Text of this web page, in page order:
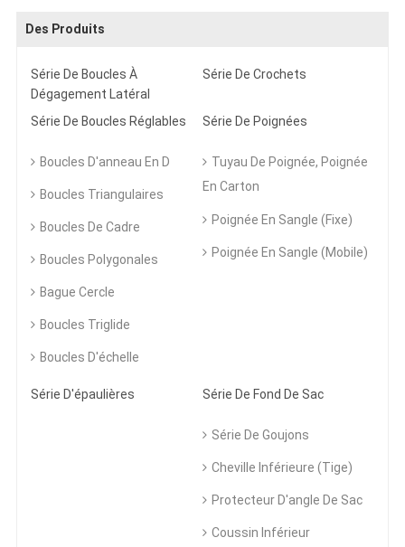
Des Produits
Série De Boucles À
Dégagement Latéral
Série De Crochets
Série De Boucles Réglables
Boucles D'anneau En D
Boucles Triangulaires
Boucles De Cadre
Boucles Polygonales
Bague Cercle
Boucles Triglide
Boucles D'échelle
Série De Poignées
Tuyau De Poignée, Poignée
En Carton
Poignée En Sangle (fixe)
Poignée En Sangle (mobile)
Série D'épaulières Série De Fond De Sac
Série De Goujons
Cheville Inférieure (tige)
Protecteur D'angle De Sac
Coussin Inférieur